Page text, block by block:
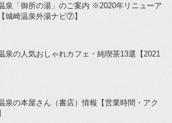
泉「御所の湯」のご案内 ※2020年リニューア
城崎温泉外湯ナビ⑦】
泉の人気おしゃれカフェ・純喫茶13選【2021
泉の本屋さん（書店）情報【営業時間・アク